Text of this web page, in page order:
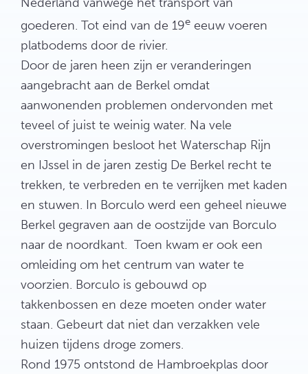
Nederland vanwege het transport van
goederen. Tot eind van de 19e eeuw voeren
platbodems door de rivier.
Door de jaren heen zijn er veranderingen
aangebracht aan de Berkel omdat
aanwonenden problemen ondervonden met
teveel of juist te weinig water. Na vele
overstromingen besloot het Waterschap Rijn
en IJssel in de jaren zestig De Berkel recht te
trekken, te verbreden en te verrijken met kaden
en stuwen. In Borculo werd een geheel nieuwe
Berkel gegraven aan de oostzijde van Borculo
naar de noordkant. Toen kwam er ook een
omleiding om het centrum van water te
voorzien. Borculo is gebouwd op
takkenbossen en deze moeten onder water
staan. Gebeurt dat niet dan verzakken vele
huizen tijdens droge zomers.
Rond 1975 ontstond de Hambroekplas door